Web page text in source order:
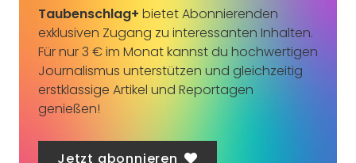
Taubenschlag+ bietet Abonnierenden
exklusiven Zugang zu interessanten Inhalten.
Für nur 3 € im Monat kannst du hochwertigen
Journalismus unterstützen und gleichzeitig
erstklassige Artikel und Reportagen
genießen!
Jetzt abonnieren